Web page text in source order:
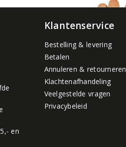
en
Klantenservice
Bestelling & levering
Betalen
Annuleren & retourneren
Klachtenafhandeling
Veelgestelde vragen
Privacybeleid